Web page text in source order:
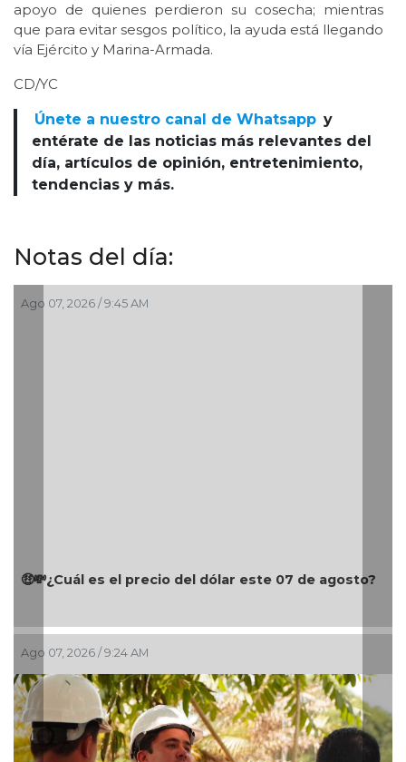
apoyo de quienes perdieron su cosecha; mientras
que para evitar sesgos político, la ayuda está llegando
vía Ejército y Marina-Armada.
CD/YC
Únete a nuestro canal de Whatsapp y
entérate de las noticias más relevantes del
día, artículos de opinión, entretenimiento,
tendencias y más.
Notas del día:
AM
precio del dólar este 07 de agosto?
AM
Digital 👍
Ago 07, 2026 / 7:11 AM